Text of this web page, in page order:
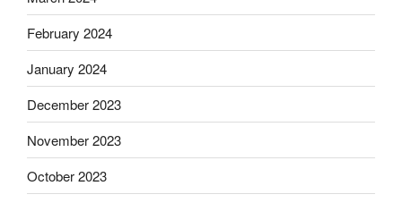
February 2024
January 2024
December 2023
November 2023
October 2023